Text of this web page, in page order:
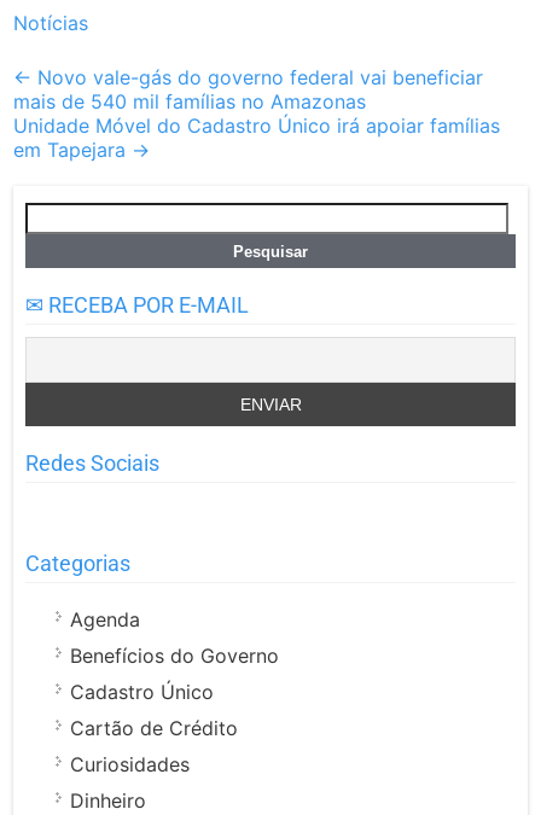
Notícias
Post
navigation
← Novo vale-gás do governo federal vai beneficiar
mais de 540 mil famílias no Amazonas
Unidade Móvel do Cadastro Único irá apoiar famílias
em Tapejara →
por:
✉ RECEBA POR E-MAIL
Redes Sociais
Categorias
Agenda
Benefícios do Governo
Cadastro Único
Cartão de Crédito
Curiosidades
Dinheiro